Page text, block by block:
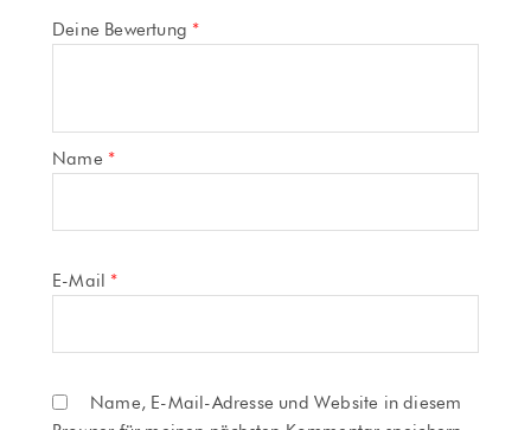
Deine Bewertung *
Name *
E-Mail *
Name, E-Mail-Adresse und Website in diesem